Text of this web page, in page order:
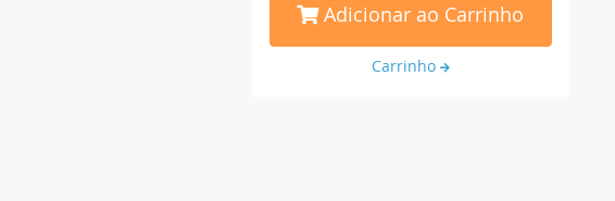
Adicionar ao Carrinho
Carrinho